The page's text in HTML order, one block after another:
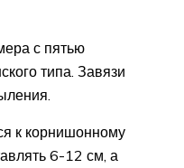
с пятью
типа. Завязи
к корнишонному
6-12 см, а